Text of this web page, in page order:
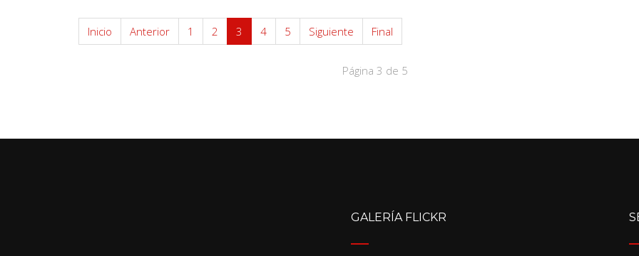
Inicio Anterior 1 2 3 4 5 Siguiente Final
Página 3 de 5
GALERÍA FLICKR